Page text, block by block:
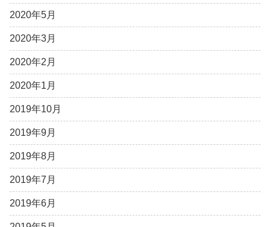
2020年5月
2020年3月
2020年2月
2020年1月
2019年10月
2019年9月
2019年8月
2019年7月
2019年6月